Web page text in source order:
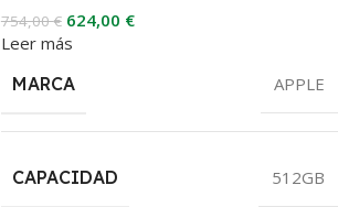
754,00€ 624,00 €
Leer más
MARCA
APPLE
CAPACIDAD 512GB